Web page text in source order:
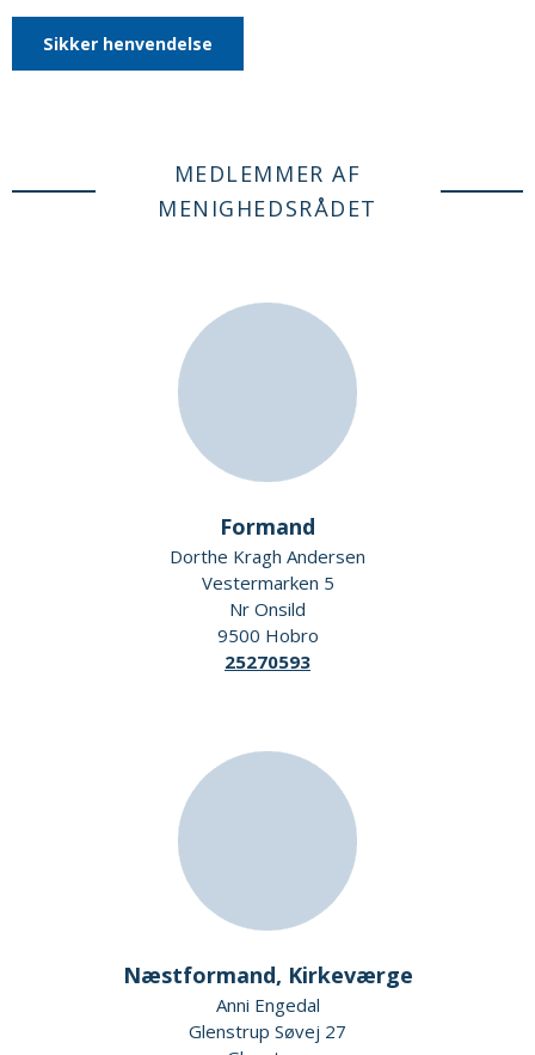
Sikker henvendelse
MEDLEMMER AF
MENIGHEDSRÅDET
Formand
Dorthe Kragh Andersen
Vestermarken 5
Nr Onsild
9500 Hobro
25270593
Næstformand, Kirkeværge
Anni Engedal
Glenstrup Søvej 27